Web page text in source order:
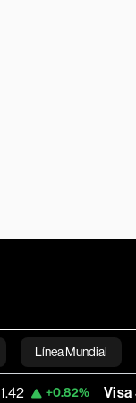
Línea Mundial
Bloomberg
Visa 368.28 -